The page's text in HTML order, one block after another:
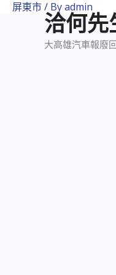
洽何先
大高雄汽車報廢
屏東市/ Byadmin